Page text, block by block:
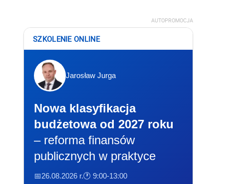
AUTOPROMOCJA
SZKOLENIE ONLINE
Jarosław Jurga
Nowa klasyfikacja
budżetowa od 2027 roku
– reforma finansów
publicznych w praktyce
📅26.08.2026 r.🕐 9:00-13:00